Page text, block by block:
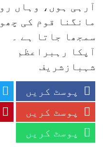
آرہی ہوں، وہاں
مانگنا قوم کی
سمجھا جاتا ہے ۔
آپکا رہبراعظم
شہبازشریف
پوسٹ کریں
پوسٹ کریں
پوسٹ کریں